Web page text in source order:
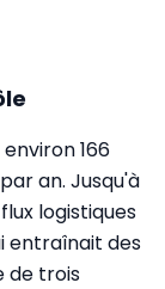
166
an. Jusqu'à
logistiques
entraînait des
de trois